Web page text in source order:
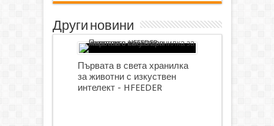
Други новини
Първата в света хранилка
за животни с изкуствен
интелект - HFEEDER